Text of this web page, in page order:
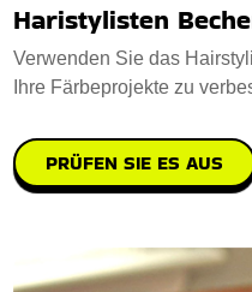
Haristylisten
Verwenden Sie das
Ihre Färbeprojekte zu
PRÜFEN SIE ES AUS